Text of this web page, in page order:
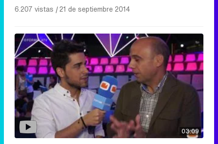
6.207 vistas |21 de septiembre 2014
03:09